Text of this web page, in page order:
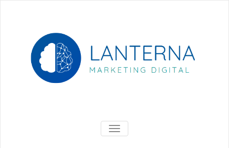
Lanterna
ALTERNAR
DE